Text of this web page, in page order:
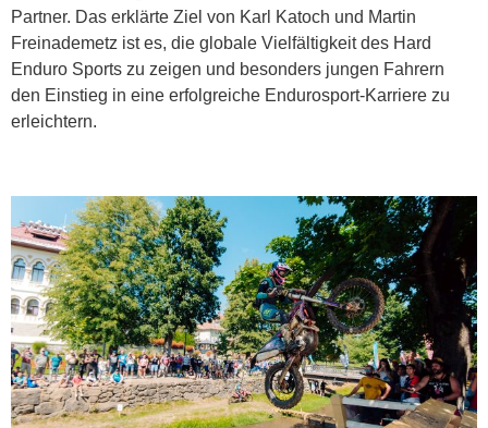
Partner. Das erklärte Ziel von Karl Katoch und Martin
Freinademetz ist es, die globale Vielfältigkeit des Hard
Enduro Sports zu zeigen und besonders jungen Fahrern
den Einstieg in eine erfolgreiche Endurosport-Karriere zu
erleichtern.